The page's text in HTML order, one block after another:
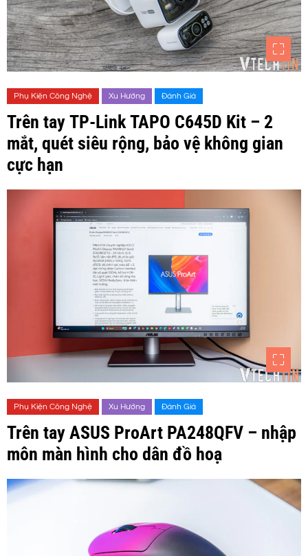
Phụ Kiện Công Nghệ Xu Hướng Đánh Giá
Trên tay TP-Link TAPO C645D Kit – 2
mắt, quét siêu rộng, bảo vệ không gian
cực hạn
Phụ Kiện Công Nghệ Xu Hướng Đánh Giá
Trên tay ASUS ProArt PA248QFV – nhập
môn màn hình cho dân đồ hoạ